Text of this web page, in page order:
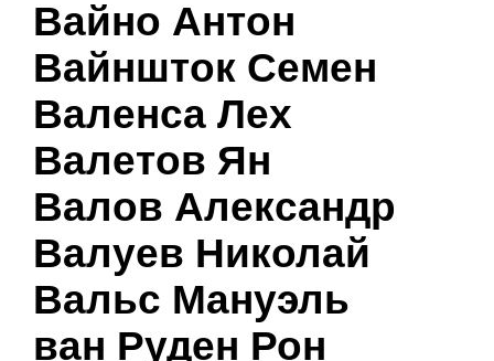
Вайно Антон
Вайншток Семен
Валенса Лех
Валетов Ян
Валов Александр
Валуев Николай
Вальс Мануэль
ван Руден Рон